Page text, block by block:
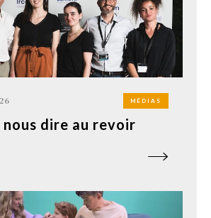
MÉDIAS
dire au revoir